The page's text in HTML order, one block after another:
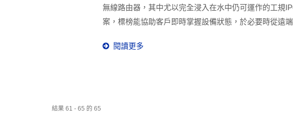
無線路由器，其中尤以完全浸入在水中仍可運作的工規
案，標榜能協助客戶即時掌握設備狀態，於必要時從遠
閱讀更多
結果 61 - 65 的 65